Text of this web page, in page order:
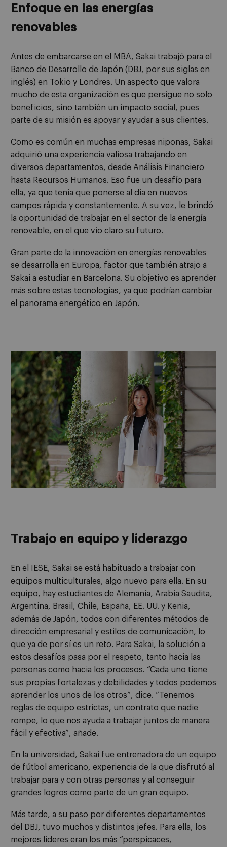
Enfoque en las energías
renovables
Antes de embarcarse en el MBA, Sakai trabajó para el
Banco de Desarrollo de Japón (DBJ, por sus siglas en
inglés) en Tokio y Londres. Un aspecto que valora
mucho de esta organización es que persigue no solo
beneficios, sino también un impacto social, pues
parte de su misión es apoyar y ayudar a sus clientes.
Como es común en muchas empresas niponas, Sakai
adquirió una experiencia valiosa trabajando en
diversos departamentos, desde Análisis Financiero
hasta Recursos Humanos. Eso fue un desafío para
ella, ya que tenía que ponerse al día en nuevos
campos rápida y constantemente. A su vez, le brindó
la oportunidad de trabajar en el sector de la energía
renovable, en el que vio claro su futuro.
Gran parte de la innovación en energías renovables
se desarrolla en Europa, factor que también atrajo a
Sakai a estudiar en Barcelona. Su objetivo es aprender
más sobre estas tecnologías, ya que podrían cambiar
el panorama energético en Japón.
Trabajo en equipo y liderazgo
En el IESE, Sakai se está habituado a trabajar con
equipos multiculturales, algo nuevo para ella. En su
equipo, hay estudiantes de Alemania, Arabia Saudita,
Argentina, Brasil, Chile, España, EE. UU. y Kenia,
además de Japón, todos con diferentes métodos de
dirección empresarial y estilos de comunicación, lo
que ya de por sí es un reto. Para Sakai, la solución a
estos desafíos pasa por el respeto, tanto hacia las
personas como hacia los procesos. “Cada uno tiene
sus propias fortalezas y debilidades y todos podemos
aprender los unos de los otros”, dice. “Tenemos
reglas de equipo estrictas, un contrato que nadie
rompe, lo que nos ayuda a trabajar juntos de manera
fácil y efectiva”, añade.
En la universidad, Sakai fue entrenadora de un equipo
de fútbol americano, experiencia de la que disfrutó al
trabajar para y con otras personas y al conseguir
grandes logros como parte de un gran equipo.
Más tarde, a su paso por diferentes departamentos
del DBJ, tuvo muchos y distintos jefes. Para ella, los
mejores líderes eran los más “perspicaces,